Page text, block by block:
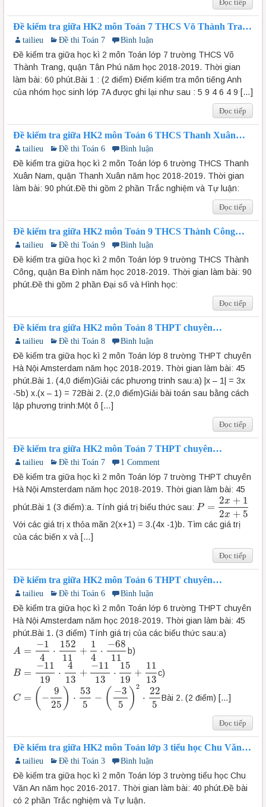
Đọc tiếp
Đề kiểm tra giữa HK2 môn Toán 7 THCS Võ Thành Trang
2018-2019
tailieu Đề thi Toán 7 Bình luận
Đề kiểm tra giữa học kì 2 môn Toán lớp 7 trường THCS Võ
Thành Trang, quận Tân Phú năm học 2018-2019. Thời gian
làm bài: 60 phút.Bài 1 : (2 điểm) Điểm kiểm tra môn tiếng Anh
của nhóm học sinh lớp 7A được ghi lại như sau : 5 9 4 6 4 9 […]
Đọc tiếp
Đề kiểm tra giữa HK2 môn Toán 6 THCS Thanh Xuân
Nam 2018-2019
tailieu Đề thi Toán 6 Bình luận
Đề kiểm tra giữa học kì 2 môn Toán lớp 6 trường THCS Thanh
Xuân Nam, quận Thanh Xuân năm học 2018-2019. Thời gian
làm bài: 90 phút.Đề thi gồm 2 phần Trắc nghiệm và Tự luận:
Đọc tiếp
Đề kiểm tra giữa HK2 môn Toán 9 THCS Thành Công
2018-2019
tailieu Đề thi Toán 9 Bình luận
Đề kiểm tra giữa học kì 2 môn Toán lớp 9 trường THCS Thành
Công, quận Ba Đình năm học 2018-2019. Thời gian làm bài: 90
phút.Đề thi gồm 2 phần Đại số và Hình học:
Đọc tiếp
Đề kiểm tra giữa HK2 môn Toán 8 THPT chuyên
Amsterdam 2018-2019
tailieu Đề thi Toán 8 Bình luận
Đề kiểm tra giữa học kì 2 môn Toán lớp 8 trường THPT chuyên
Hà Nội Amsterdam năm học 2018-2019. Thời gian làm bài: 45
phút.Bài 1. (4,0 điểm)Giải các phương trinh sau:a) |x – 1| = 3x
-5b) x.(x – 1) = 72Bài 2. (2,0 điểm)Giải bài toán sau bằng cách
lập phương trinh:Một ô […]
Đọc tiếp
Đề kiểm tra giữa HK2 môn Toán 7 THPT chuyên
Amsterdam 2018-2019
tailieu Đề thi Toán 7 1 Comment
Đề kiểm tra giữa học kì 2 môn Toán lớp 7 trường THPT chuyên
Hà Nội Amsterdam năm học 2018-2019. Thời gian làm bài: 45
phút.Bài 1 (3 điểm):a. Tính giá trị biểu thức sau: P =
2x + 1
2x + 5
P= 2x +12x+5
Với các giá trị x thỏa mãn 2(x+1) = 3.(4x -1)b. Tìm các giá trị
của các biến x và […]
Đọc tiếp
Đề kiểm tra giữa HK2 môn Toán 6 THPT chuyên
Amsterdam 2018-2019
tailieu Đề thi Toán 6 Bình luận
Đề kiểm tra giữa học kì 2 môn Toán lớp 6 trường THPT chuyên
Hà Nội Amsterdam năm học 2018-2019. Thời gian làm bài: 45
phút.Bài 1. (3 điểm) Tính giá trị của các biểu thức sau:a)
A =
−1
4
⋅
152
11
+
1
4
⋅
−68
11
A= −1 4⋅15211+14 ⋅−6811 b)
B =
−11
19
⋅
4
13
+
−11
13
⋅
15
19
+
11
13
B= −1119⋅413 +−1113⋅1519 + 1113 c)
C = ( −
9
25 ) ⋅
53
5
− ( −3
5
) 2
⋅
22
5
C= (− 925)⋅535 − − 35) 2⋅225 Bài 2. (2 điểm) […]
Đọc tiếp
Đề kiểm tra giữa HK2 môn Toán lớp 3 tiểu học Chu Văn
An 2016-2017
tailieu Đề thi Toán 3 Bình luận
Đề kiểm tra giữa học kì 2 môn Toán lớp 3 trường tiểu học Chu
Văn An năm học 2016-2017. Thời gian làm bài: 40 phút.Đề bài
có 2 phần Trắc nghiệm và Tự luận.